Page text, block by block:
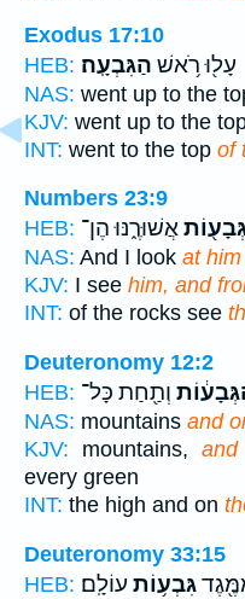
Exodus 17:10
HEB:
עָל֖וּ רֹ֥אשׁ הַגִּבְעָֽה׃
NAS: went up to the
KJV: went up to the
INT: went to the top of
Numbers 23:9
HEB: אֲשׁוּרֶ֑נּוּ הֶן־
NAS: And I look at
KJV: I see him, and
INT: of the rocks see
Deuteronomy 12:2
HEB: וְתַ֖חַת כָּל־
NAS: mountains and
KJV: mountains,
every green
INT: the high and on
Deuteronomy 33:15
HEB:
גִּבְע֥וֹת עוֹלָֽם׃